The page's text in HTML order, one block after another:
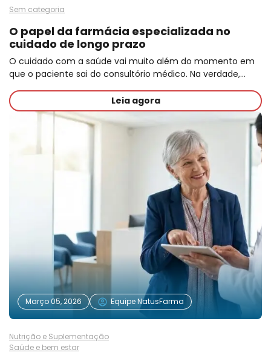
Sem categoria
O papel da farmácia especializada no
cuidado de longo prazo
O cuidado com a saúde vai muito além do momento em
que o paciente sai do consultório médico. Na verdade,…
Leia agora
Março 05, 2026 Equipe NatusFarma
Nutrição e Suplementação
Saúde e bem estar